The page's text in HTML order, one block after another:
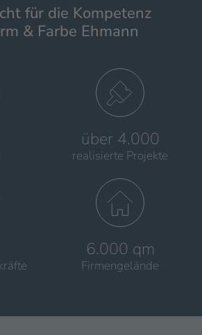
für die Kompetenz
& Farbe Ehmann
über 4.000
realisierte Projekte
6.000 qm
Firmengelände